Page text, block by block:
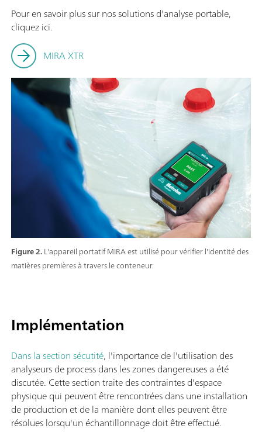
Figure 2.L'appareil portatif MIRA est utilisé pour vérifier l'identité des
matières premières à travers le conteneur.
Pour en savoir plus sur nos solutions d'analyse portable,
cliquez ici.
MIRA XTR
Implémentation
Dans la section sécutité, l'importance de l'utilisation des
analyseurs de process dans les zones dangereuses a été
discutée. Cette section traite des contraintes d'espace
physique qui peuvent être rencontrées dans une installation
de production et de la manière dont elles peuvent être
résolues lorsqu'un échantillonnage doit être effectué.